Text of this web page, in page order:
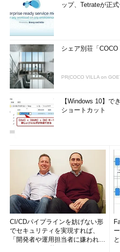
ップ、Tetrateが正
シェア別荘「
PR(COCO VILLA on
【Windows 10】で
ショートカット
CI/CDパイプラインを妨げない形
でセキュリティを実現すれば、
「開発者や運用担当者に嫌われな